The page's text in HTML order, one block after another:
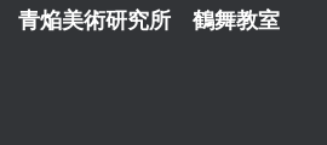
青焔美術研究所 鶴舞教室